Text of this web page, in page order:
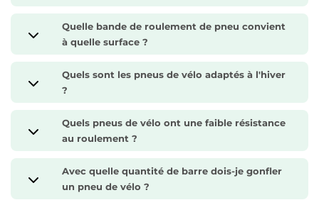
Quelle bande de roulement de pneu convient
à quelle surface ?
Quels sont les pneus de vélo adaptés à l'hiver
?
Quels pneus de vélo ont une faible résistance
au roulement ?
Avec quelle quantité de barre dois-je gonfler
un pneu de vélo ?